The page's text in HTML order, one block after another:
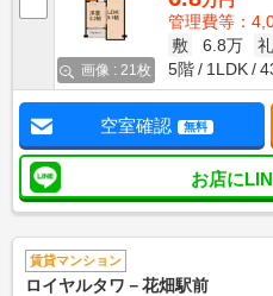
画像 : 21枚
管理費等：
敷
6.8万 礼
5階
1LDK
空室確認 無料
お店に
賃貸マンション
ロイヤルタワ－花畑駅前